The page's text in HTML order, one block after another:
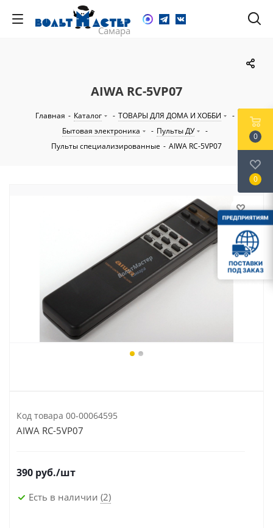
AIWA RC-5VP07
Главная - Каталог - ТОВАРЫ ДЛЯ ДОМА И ХОББИ
-
Бытовая электроника
- Пульты ДУ
-
Пульты специализированные - AIWA RC-5VP07
Код товара 00-00064595
AIWA RC-5VP07
390 руб./шт
Есть в наличии (2)
0
0